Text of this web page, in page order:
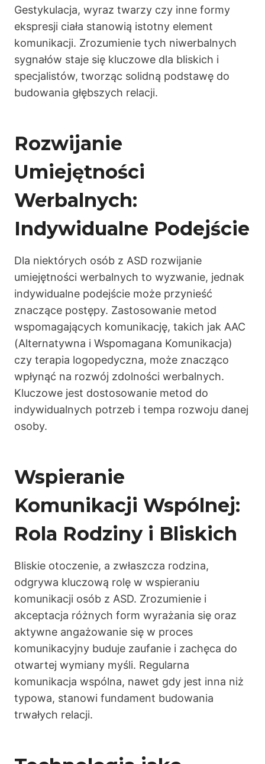
Gestykulacja, wyraz twarzy czy inne formy
ekspresji ciała stanowią istotny element
komunikacji. Zrozumienie tych niwerbalnych
sygnałów staje się kluczowe dla bliskich i
specjalistów, tworząc solidną podstawę do
budowania głębszych relacji.
Rozwijanie
Umiejętności
Werbalnych:
Indywidualne Podejście
Dla niektórych osób z ASD rozwijanie
umiejętności werbalnych to wyzwanie, jednak
indywidualne podejście może przynieść
znaczące postępy. Zastosowanie metod
wspomagających komunikację, takich jak AAC
(Alternatywna i Wspomagana Komunikacja)
czy terapia logopedyczna, może znacząco
wpłynąć na rozwój zdolności werbalnych.
Kluczowe jest dostosowanie metod do
indywidualnych potrzeb i tempa rozwoju danej
osoby.
Wspieranie
Komunikacji Wspólnej:
Rola Rodziny i Bliskich
Bliskie otoczenie, a zwłaszcza rodzina,
odgrywa kluczową rolę w wspieraniu
komunikacji osób z ASD. Zrozumienie i
akceptacja różnych form wyrażania się oraz
aktywne angażowanie się w proces
komunikacyjny buduje zaufanie i zachęca do
otwartej wymiany myśli. Regularna
komunikacja wspólna, nawet gdy jest inna niż
typowa, stanowi fundament budowania
trwałych relacji.